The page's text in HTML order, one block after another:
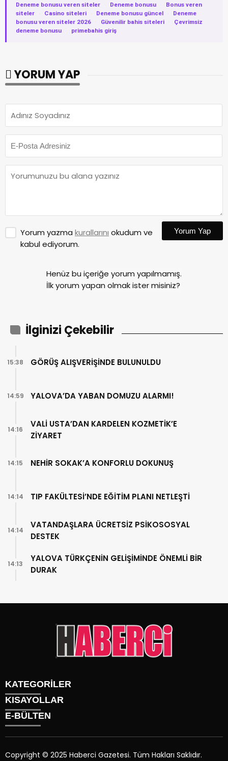
Deneme bonusu veren siteler · Deneme bonusu ·
Bonus veren
siteler
· Casino siteleri · Deneme bonusu güncel ·
Deneme
bonusu veren siteler 2026
· Güvenilir bahis siteleri ·
Çevrimsiz
deneme bonusu
· primebahis giriş
YORUM YAP
Yorum yazma kurallarını okudum ve
kabul ediyorum.
Yorum Yap
Henüz bu içeriğe yorum yapılmamış.
İlk yorum yapan olmak ister misiniz?
İlginizi Çekebilir
GÖRÜŞ ALIŞVERİŞİNDE BULUNULDU
15:38
YALOVA’DA YABAN DOMUZU ALARMI!
14:59
VALİ USTA’DAN KARDELEN KOZMETİK’E
ZİYARET
14:16
NEHİR SOKAK’A KONFORLU DOKUNUŞ
14:15
TIP FAKÜLTESİ’NDE EĞİTİM PLANI NETLEŞTİ
14:14
VATANDAŞLARA ÜCRETSİZ PSİKOSOSYAL
DESTEK
14:14
YALOVA TÜRKÇENİN GELİŞİMİNDE ÖNEMLİ BİR
DURAK
14:13
KATEGORİLER
Gündem
Siyaset
Sağlık
KISAYOLLAR
Künye
Üyelik
İletişim
E-BÜLTEN
Copyright © 2025 Haberci Gazetesi. Tüm Hakları Saklıdır.